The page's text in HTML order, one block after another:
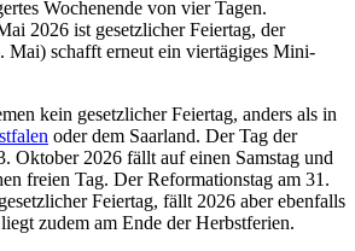
Wochenende von vier Tagen.
2026 ist gesetzlicher Feiertag, der
Mai) schafft erneut ein viertägiges Mini-
kein gesetzlicher Feiertag, anders als in
oder dem Saarland. Der Tag der
Oktober 2026 fällt auf einen Samstag und
freien Tag. Der Reformationstag am 31.
Feiertag, fällt 2026 aber ebenfalls
zudem am Ende der Herbstferien.